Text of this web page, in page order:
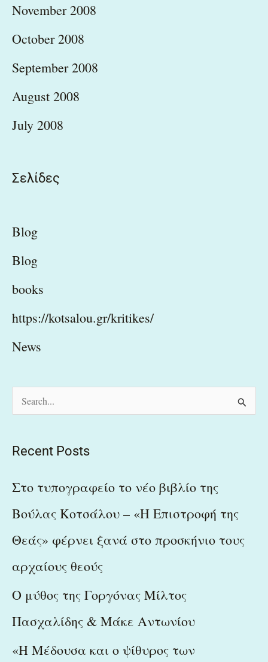
November 2008
October 2008
September 2008
August 2008
July 2008
Σελίδες
Blog
Blog
books
https://kotsalou.gr/kritikes/
News
c
f
o
Recent Posts
Στο τυπογραφείο το νέο βιβλίο της
Βούλας Κοτσάλου – «Η Επιστροφή της
Θεάς» φέρνει ξανά στο προσκήνιο τους
αρχαίους θεούς
Ο μύθος της Γοργόνας Μίλτος
Πασχαλίδης & Μάκε Αντωνίου
«Η Μέδουσα και ο ψίθυρος των